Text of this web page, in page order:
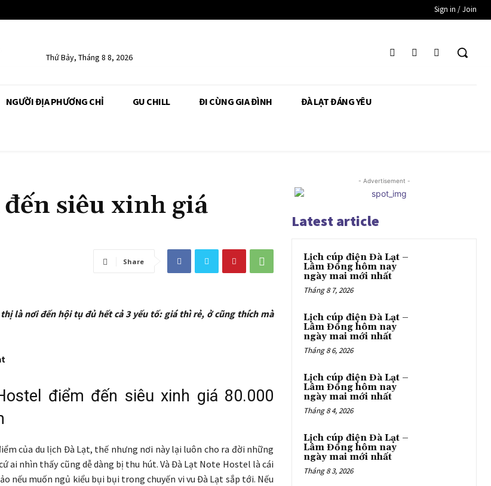
Sign in / Join
Thứ Bảy, Tháng 8 8, 2026
NGƯỜI ĐỊA PHƯƠNG CHỈ GU CHILL ĐI CÙNG GIA ĐÌNH ĐÀ LẠT ĐÁNG YÊU
siêu xinh giá
Share
là nơi đến hội tụ đủ hết cả 3 yếu tố: giá thì rẻ, ở cũng thích mà
điểm đến siêu xinh giá 80.000
của du lịch Đà Lạt, thế nhưng nơi này lại luôn cho ra đời những
ai nhìn thấy cũng dễ dàng bị thu hút. Và Đà Lạt Note Hostel là cái
nếu muốn ngủ kiểu bụi bụi trong chuyến vi vu Đà Lạt sắp tới. Nếu
- Advertisement -
Latest article
Lịch cúp điện Đà Lạt –
Lâm Đồng hôm nay
ngày mai mới nhất
Tháng 8 7, 2026
Lịch cúp điện Đà Lạt –
Lâm Đồng hôm nay
ngày mai mới nhất
Tháng 8 6, 2026
Lịch cúp điện Đà Lạt –
Lâm Đồng hôm nay
ngày mai mới nhất
Tháng 8 4, 2026
Lịch cúp điện Đà Lạt –
Lâm Đồng hôm nay
ngày mai mới nhất
Tháng 8 3, 2026